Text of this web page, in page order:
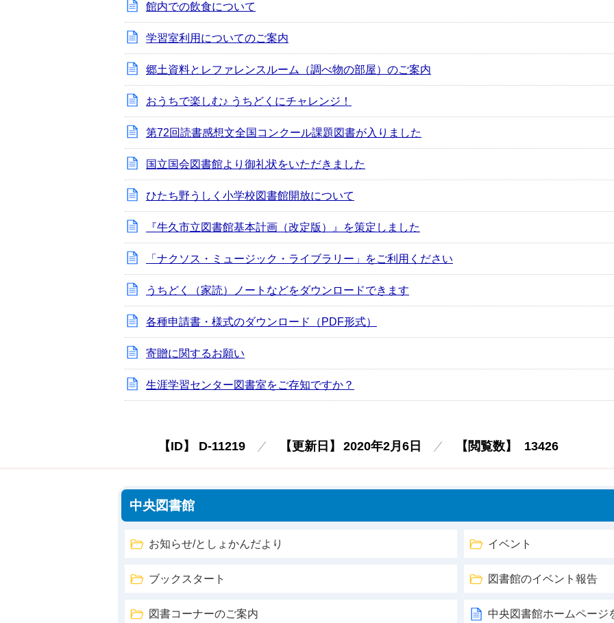
館内での飲食について
学習室利用についてのご案内
郷土資料とレファレンスルーム（調べ物の部屋）のご案内
おうちで楽しむ♪ うちどくにチャレンジ！
第72回読書感想文全国コンクール課題図書が入りました
国立国会図書館より御礼状をいただきました
ひたち野うしく小学校図書館開放について
『牛久市立図書館基本計画（改定版）』を策定しました
「ナクソス・ミュージック・ライブラリー」をご利用ください
うちどく（家読）ノートなどをダウンロードできます
各種申請書・様式のダウンロード（PDF形式）
寄贈に関するお願い
生涯学習センター図書室をご存知ですか？
【ID】 D-11219 【更新日】 2020年2月6日 【閲覧数】 13426
中央図書館
お知らせ/としょかんだより イベント
ブックスタート 図書館のイベント報告
図書コーナーのご案内
中央図書館ホームページ